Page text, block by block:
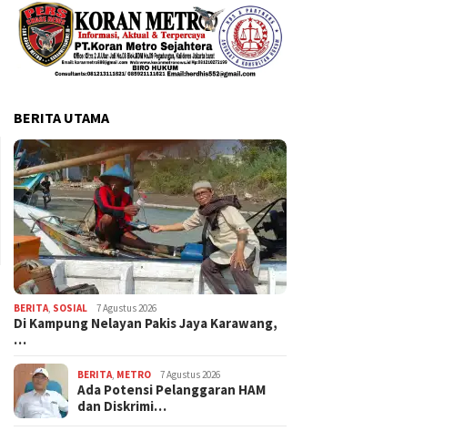
BERITA UTAMA
BERITA, SOSIAL 7 Agustus 2026
Di Kampung Nelayan Pakis Jaya Karawang,
…
BERITA, METRO 7 Agustus 2026
Ada Potensi Pelanggaran HAM
dan Diskrimi…